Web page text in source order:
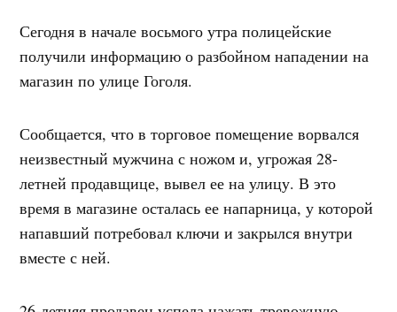
Сегодня в начале восьмого утра полицейские
получили информацию о разбойном нападении на
магазин по улице Гоголя.
Сообщается, что в торговое помещение ворвался
неизвестный мужчина с ножом и, угрожая 28-
летней продавщице, вывел ее на улицу. В это
время в магазине осталась ее напарница, у которой
напавший потребовал ключи и закрылся внутри
вместе с ней.